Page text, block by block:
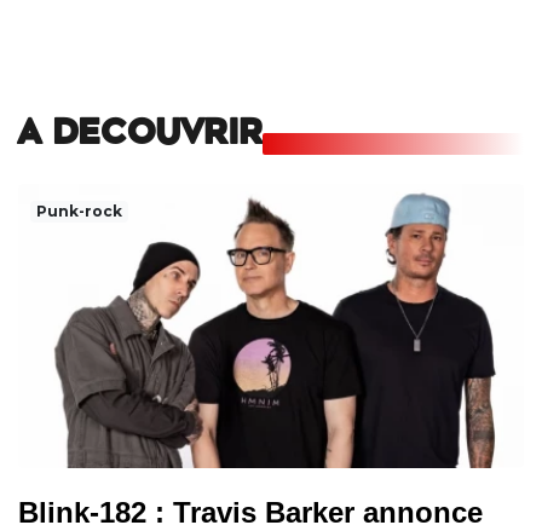
A DECOUVRIR
Punk-rock
Blink-182 : Travis Barker annonce